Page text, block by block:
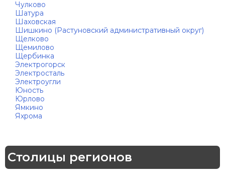
Чулково
Шатура
Шаховская
Шишкино (Растуновский административный округ)
Щелково
Щемилово
Щербинка
Электрогорск
Электросталь
Электроугли
Юность
Юрлово
Ямкино
Яхрома
Столицы регионов